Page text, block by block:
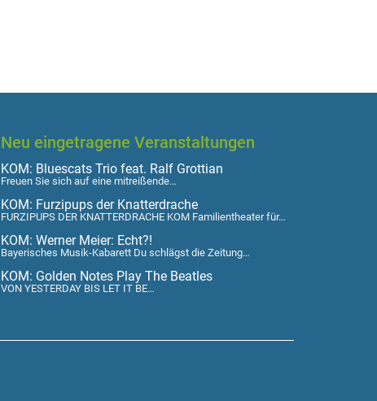
Neu eingetragene Veranstaltungen
KOM: Bluescats Trio feat. Ralf Grottian
Freuen Sie sich auf eine mitreißende…
KOM: Furzipups der Knatterdrache
FURZIPUPS DER KNATTERDRACHE KOM Familientheater für…
KOM: Werner Meier: Echt?!
Bayerisches Musik-Kabarett Du schlägst die Zeitung…
KOM: Golden Notes Play The Beatles
VON YESTERDAY BIS LET IT BE…